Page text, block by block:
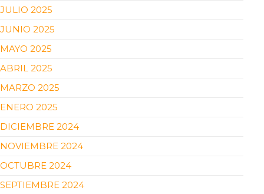
JULIO 2025
JUNIO 2025
MAYO 2025
ABRIL 2025
MARZO 2025
ENERO 2025
DICIEMBRE 2024
NOVIEMBRE 2024
OCTUBRE 2024
SEPTIEMBRE 2024